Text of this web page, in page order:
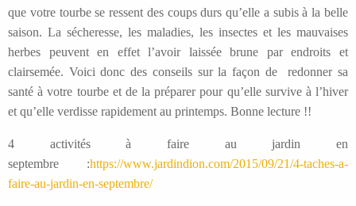
que votre tourbe se ressent des coups durs qu’elle a subis à la belle
saison. La sécheresse, les maladies, les insectes et les mauvaises
herbes peuvent en effet l’avoir laissée brune par endroits et
clairsemée. Voici donc des conseils sur la façon de redonner sa
santé à votre tourbe et de la préparer pour qu’elle survive à l’hiver
et qu’elle verdisse rapidement au printemps. Bonne lecture !!
4 activités à faire au jardin en
septembre :https://www.jardindion.com/2015/09/21/4-taches-a-
faire-au-jardin-en-septembre/